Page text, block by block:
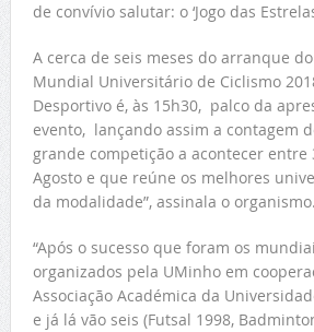
de convívio salutar: o ‘Jogo das
A cerca de seis meses do arranque
Mundial Universitário de Ciclismo
Desportivo é, às 15h30, palco da
evento, lançando assim a contagem
grande competição a acontecer entre
Agosto e que reúne os melhores
da modalidade”, assinala o organismo.
“Após o sucesso que foram os
organizados pela UMinho em
Associação Académica da
e já lá vão seis (Futsal 1998,